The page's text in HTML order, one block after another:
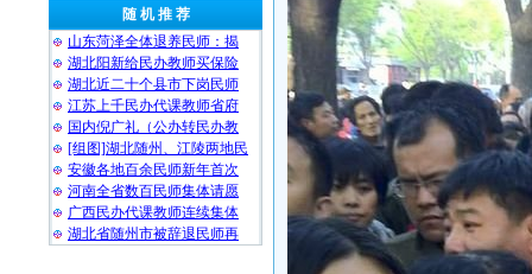
随 机 推 荐
山东菏泽全体退养民师：揭
湖北阳新给民办教师买保险
湖北近二十个县市下岗民师
江苏上千民办代课教师省府
国内倪广礼（公办转民办教
[组图]湖北随州、江陵两地民
安徽各地百余民师新年首次
河南全省数百民师集体请愿
广西民办代课教师连续集体
湖北省随州市被辞退民师再